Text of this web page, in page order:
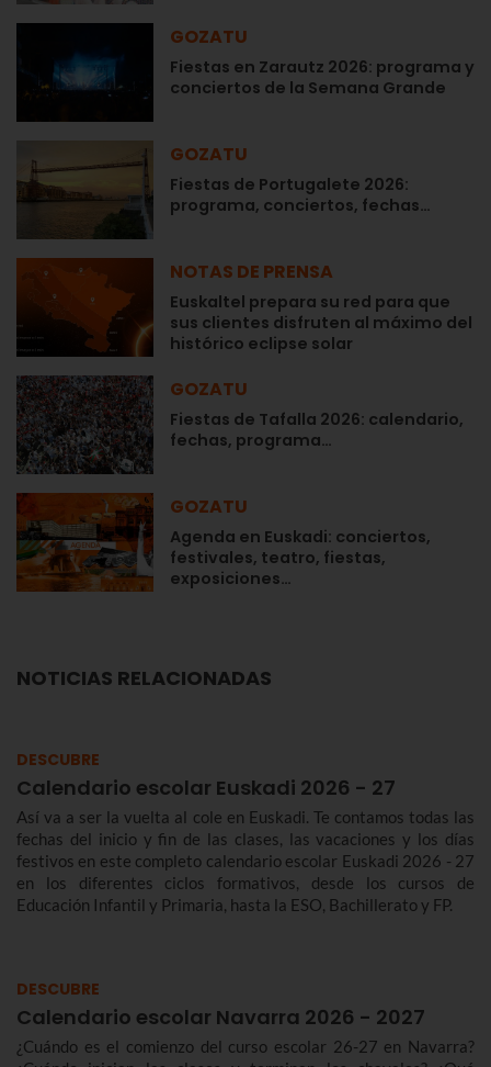
GOZATU
Fiestas en Zarautz 2026: programa y
conciertos de la Semana Grande
GOZATU
Fiestas de Portugalete 2026:
programa, conciertos, fechas…
NOTAS DE PRENSA
Euskaltel prepara su red para que
sus clientes disfruten al máximo del
histórico eclipse solar
GOZATU
Fiestas de Tafalla 2026: calendario,
fechas, programa…
GOZATU
Agenda en Euskadi: conciertos,
festivales, teatro, fiestas,
exposiciones…
NOTICIAS RELACIONADAS
DESCUBRE
Calendario escolar Euskadi 2026 - 27
Así va a ser la vuelta al cole en Euskadi. Te contamos todas las
fechas del inicio y fin de las clases, las vacaciones y los días
festivos en este completo calendario escolar Euskadi 2026 - 27
en los diferentes ciclos formativos, desde los cursos de
Educación Infantil y Primaria, hasta la ESO, Bachillerato y FP.
DESCUBRE
Calendario escolar Navarra 2026 - 2027
¿Cuándo es el comienzo del curso escolar 26-27 en Navarra?